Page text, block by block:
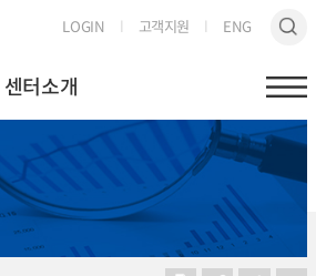
LOGIN 고객지원 ENG
센터소개